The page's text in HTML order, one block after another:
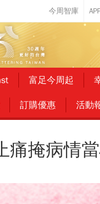
富足今周起
訂購優惠 活動
掩病情當